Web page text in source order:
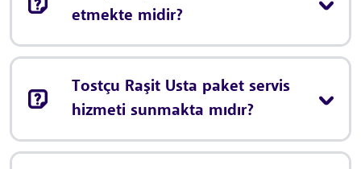
etmekte midir?
Tostçu Raşit Usta paket servis
hizmeti sunmakta mıdır?